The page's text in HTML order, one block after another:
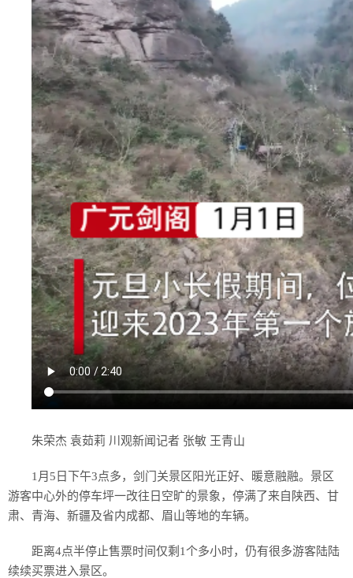
朱荣杰 袁茹莉 川观新闻记者 张敏 王青山
1月5日下午3点多，剑门关景区阳光正好、暖意融融。景区
游客中心外的停车坪一改往日空旷的景象，停满了来自陕西、甘
肃、青海、新疆及省内成都、眉山等地的车辆。
距离4点半停止售票时间仅剩1个多小时，仍有很多游客陆陆
续续买票进入景区。